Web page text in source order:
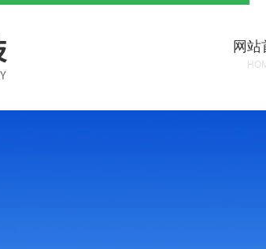
网站